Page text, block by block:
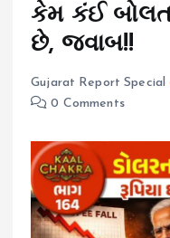
કેમ કંઈ
છે, જવાબ!!
Gujarat Report Special
0 Comments